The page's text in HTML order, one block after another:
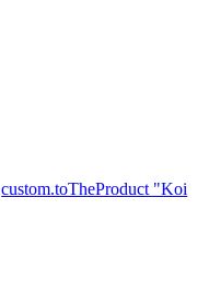
custom.toTheProduct "Koi